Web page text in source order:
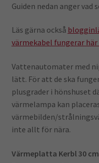
Guiden nedan anger vad
Läs gärna också
värmekabel fungerar här
Vattenautomater med
lätt. För att de ska
plusgrader i hönshuset
värmelampa kan
värmebilden/
inte allt för nära.
Värmeplatta Kerbl 30 cm